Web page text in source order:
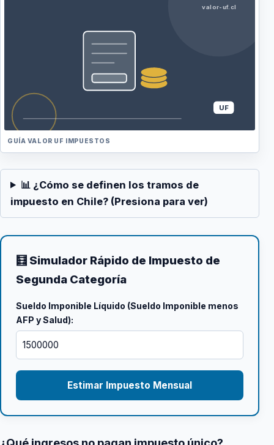
UF
valor-uf.cl
GUÍA VALOR UF IMPUESTOS
📊 ¿Cómo se definen los tramos de
impuesto en Chile? (Presiona para ver)
🧮 Simulador Rápido de Impuesto de
Segunda Categoría
Sueldo Imponible Líquido (Sueldo Imponible menos
AFP y Salud):
Estimar Impuesto Mensual